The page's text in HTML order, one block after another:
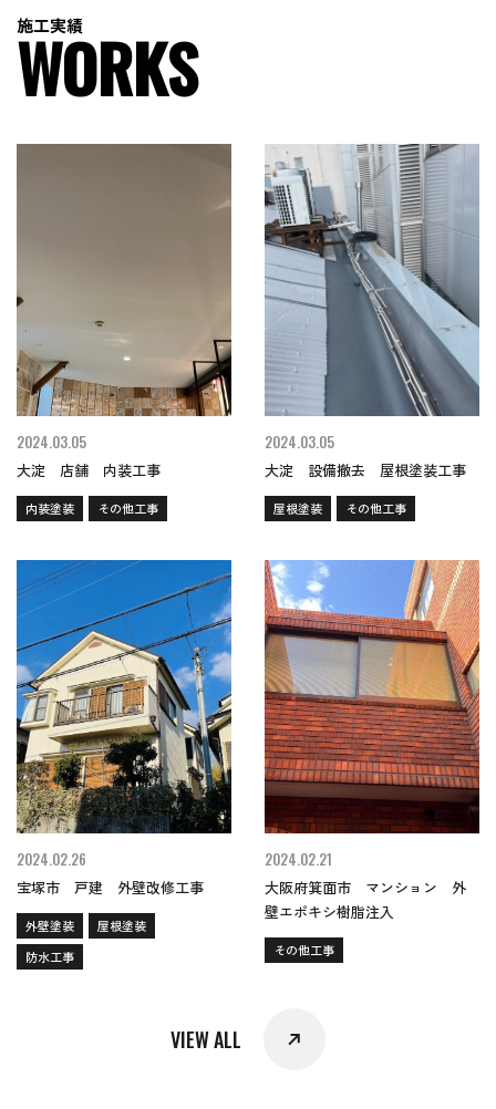
施工実績
WORKS
2024.03.05
大淀 店舗 内装工事
内装塗装 その他工事
2024.03.05
大淀 設備撤去 屋根塗装工事
屋根塗装 その他工事
2024.02.26
宝塚市 戸建 外壁改修工事
外壁塗装
屋根塗装
防水工事
2024.02.21
大阪府箕面市 マンション 外
壁エポキシ樹脂注入
その他工事
VIEW ALL